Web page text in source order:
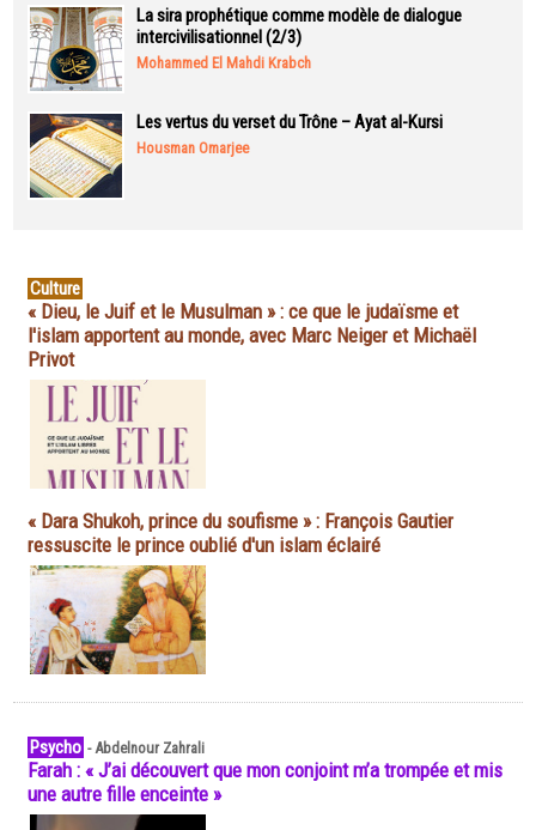
La sira prophétique comme modèle de dialogue
intercivilisationnel (2/3)
Mohammed El Mahdi Krabch
Les vertus du verset du Trône – Ayat al-Kursi
Housman Omarjee
Culture
« Dieu, le Juif et le Musulman » : ce que le judaïsme et
l'islam apportent au monde, avec Marc Neiger et Michaël
Privot
« Dara Shukoh, prince du soufisme » : François Gautier
ressuscite le prince oublié d'un islam éclairé
Psycho -Abdelnour Zahrali
Farah : « J’ai découvert que mon conjoint m’a trompée et mis
une autre fille enceinte »